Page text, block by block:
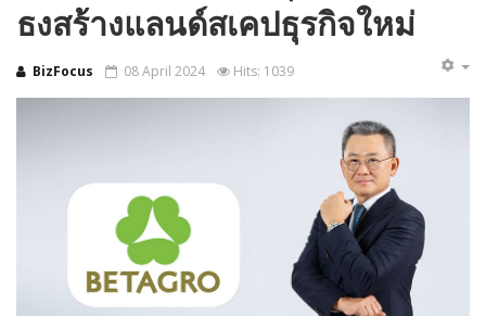
ธงสร้างแลนด์สเคปธุรกิจใหม่
BizFocus 08 April 2024 Hits: 1039